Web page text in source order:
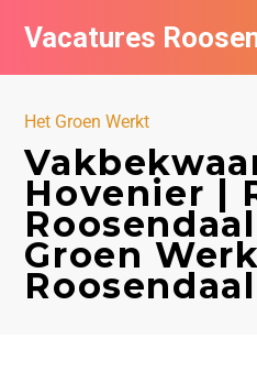
Vacatures
Het Groen Werkt
Hovenier |
Groen
Roosendaal
Vacatures bij bedrijven